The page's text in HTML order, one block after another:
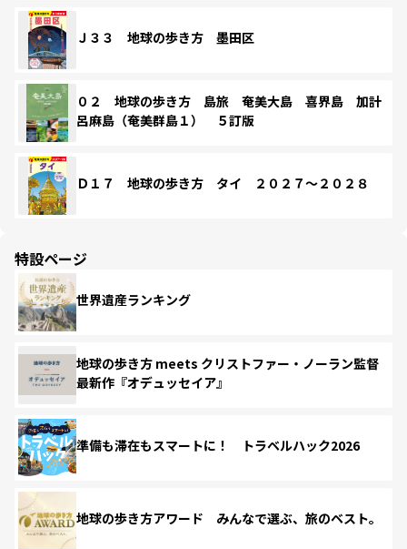
Ｊ３３ 地球の歩き方 墨田区
０２ 地球の歩き方 島旅 奄美大島 喜界島 加計
呂麻島（奄美群島１） ５訂版
Ｄ１７ 地球の歩き方 タイ ２０２７～２０２８
特設ページ
世界遺産ランキング
地球の歩き方 meets クリストファー・ノーラン監督
最新作『オデュッセイア』
準備も滞在もスマートに！ トラベルハック2026
地球の歩き方アワード みんなで選ぶ、旅のベスト。